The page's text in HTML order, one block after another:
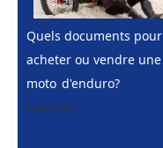
Quels documents pour
acheter ou vendre une
moto d'enduro?
Dossiers